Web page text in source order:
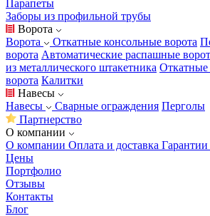
Парапеты
Заборы из профильной трубы
Ворота
Ворота
Откатные консольные ворота
ворота Автоматические распашные
из металлического штакетника Откатные
ворота Калитки
Навесы
Навесы
Сварные ограждения Перголы
Партнерство
О компании
О компании Оплата и доставка Гарантии
Цены
Портфолио
Отзывы
Контакты
Блог